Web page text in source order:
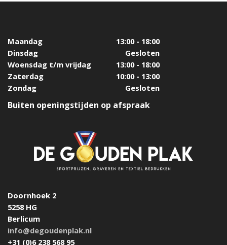
Maandag
13:00 - 18:00
Dinsdag
Gesloten
Woensdag t/m vrijdag
13:00 - 18:00
Zaterdag
10:00 - 13:00
Zondag
Gesloten
Buiten openingstijden op afspraak
Doornhoek 2
5258 HG
Berlicum
info@degoudenplak.nl
+31 (0)6 238 568 95